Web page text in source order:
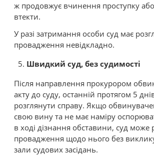
ж продовжує вчинення проступку або
втекти.
У разі затримання особи суд має
провадження невідкладно.
Швидкий суд, без судимості
Після направлення прокурором
акту до суду, останній протягом 5
розглянути справу. Якщо
свою вину та не має наміру
в ході дізнання обставини, суд може
провадження щодо нього без
зали судових засідань.